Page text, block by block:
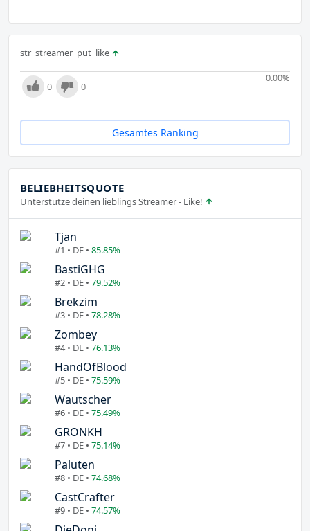
str_streamer_put_like
0.00%
0 0
Gesamtes Ranking
BELIEBHEITSQUOTE
Unterstütze deinen lieblings Streamer - Like!
Tjan
#1 • DE • 85.85%
BastiGHG
#2 • DE • 79.52%
Brekzim
#3 • DE • 78.28%
Zombey
#4 • DE • 76.13%
HandOfBlood
#5 • DE • 75.59%
Wautscher
#6 • DE • 75.49%
GRONKH
#7 • DE • 75.14%
Paluten
#8 • DE • 74.68%
CastCrafter
#9 • DE • 74.57%